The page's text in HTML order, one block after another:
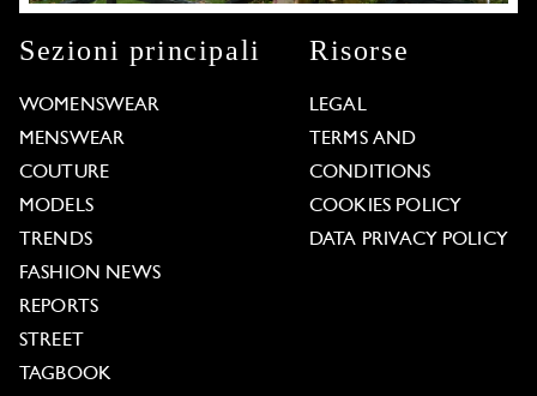
Sezioni principali
WOMENSWEAR
MENSWEAR
COUTURE
MODELS
TRENDS
FASHION NEWS
REPORTS
STREET
TAGBOOK
Risorse
LEGAL
TERMS AND
CONDITIONS
COOKIES POLICY
DATA PRIVACY POLICY